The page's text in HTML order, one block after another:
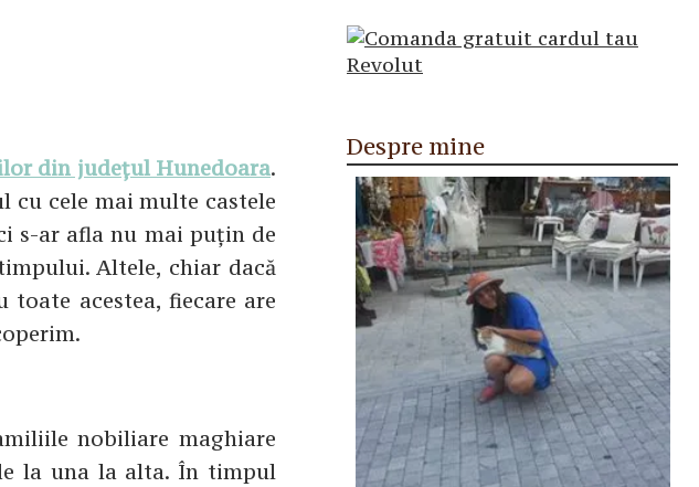
din județul Hunedoara.
cele mai multe castele
s-ar afla nu mai puțin de
Altele, chiar dacă
toate acestea, fiecare are
nobiliare maghiare
la una la alta. În timpul
Despre mine